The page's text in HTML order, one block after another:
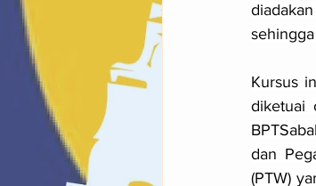
Kursus
diketuai
dan
(PTW)